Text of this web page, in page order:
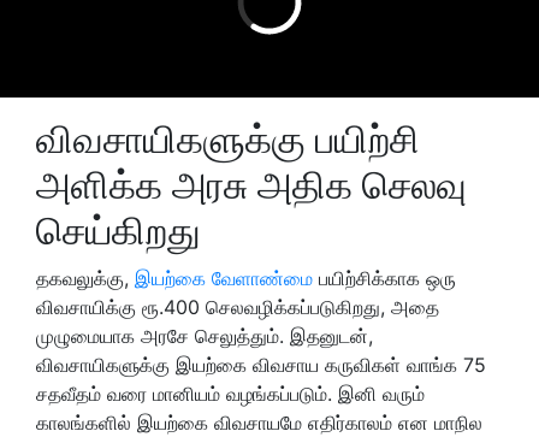
விவசாயிகளுக்கு பயிற்சி
அளிக்க அரசு அதிக செலவு
செய்கிறது
தகவலுக்கு, இயற்கை வேளாண்மை பயிற்சிக்காக ஒரு
விவசாயிக்கு ரூ.400 செலவழிக்கப்படுகிறது, அதை
முழுமையாக அரசே செலுத்தும். இதனுடன்,
விவசாயிகளுக்கு இயற்கை விவசாய கருவிகள் வாங்க 75
சதவீதம் வரை மானியம் வழங்கப்படும். இனி வரும்
காலங்களில் இயற்கை விவசாயமே எதிர்காலம் என மாநில